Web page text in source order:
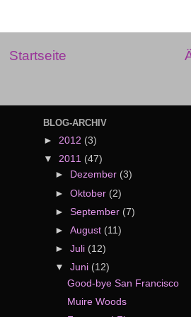
Startseite
BLOG-ARCHIV
► 2012 (3)
▼ 2011 (47)
►
Dezember (3)
►Oktober (2)
►September (7)
►August (11)
►Juli (12)
▼Juni (12)
Good-bye San Francisco
Muire Woods